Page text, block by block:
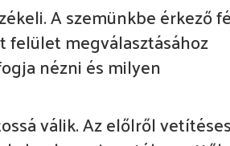
A szemünkbe érkező
felület megválasztásához
nézni és milyen
válik. Az előlről vetítéses